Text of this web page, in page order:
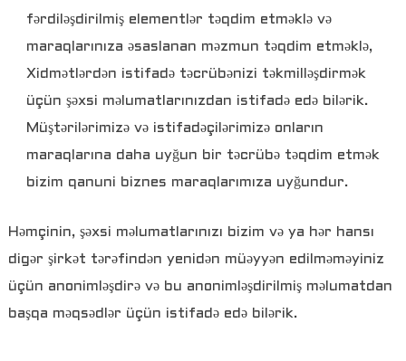
fərdiləşdirilmiş elementlər təqdim etməklə və
maraqlarınıza əsaslanan məzmun təqdim etməklə,
Xidmətlərdən istifadə təcrübənizi təkmilləşdirmək
üçün şəxsi məlumatlarınızdan istifadə edə bilərik.
Müştərilərimizə və istifadəçilərimizə onların
maraqlarına daha uyğun bir təcrübə təqdim etmək
bizim qanuni biznes maraqlarımıza uyğundur.
Həmçinin, şəxsi məlumatlarınızı bizim və ya hər hansı
digər şirkət tərəfindən yenidən müəyyən edilməməyiniz
üçün anonimləşdirə və bu anonimləşdirilmiş məlumatdan
başqa məqsədlər üçün istifadə edə bilərik.